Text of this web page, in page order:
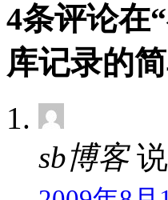
4条评论在
库记录的
sb博客